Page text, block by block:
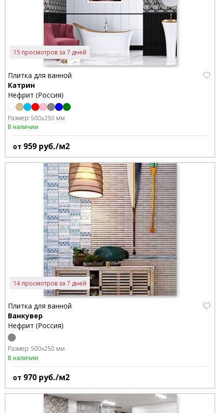
15 просмотров за 7 дней
Плитка для ванной
Катрин
Нефрит (Россия)
Размер: 500x250 мм
В наличии
от 959 руб./м2
14 просмотров за 7 дней
Плитка для ванной
Ванкувер
Нефрит (Россия)
Размер: 500x250 мм
В наличии
от 970 руб./м2